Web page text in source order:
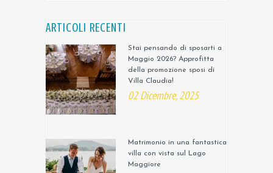
ARTICOLI RECENTI
Stai pensando di sposarti a
Maggio 2026? Approfitta
della promozione sposi di
Villa Claudia!
02 Dicembre, 2025
Matrimonio in una fantastica
villa con vista sul Lago
Maggiore